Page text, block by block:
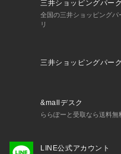
三井ショッピングパー
全国の三井ショッピング
リ
三井ショッピングパー
&mallデスク
ららぽーと受取なら送料無
LINE公式アカウント